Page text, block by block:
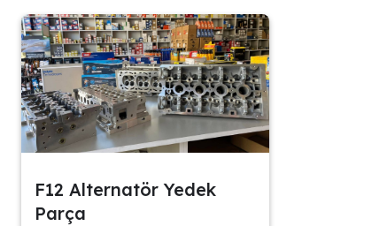
F12 Alternatör Yedek
Parça